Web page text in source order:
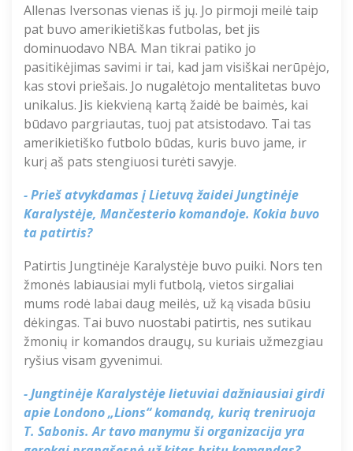
Allenas Iversonas vienas iš jų. Jo pirmoji meilė taip
pat buvo amerikietiškas futbolas, bet jis
dominuodavo NBA. Man tikrai patiko jo
pasitikėjimas savimi ir tai, kad jam visiškai nerūpėjo,
kas stovi priešais. Jo nugalėtojo mentalitetas buvo
unikalus. Jis kiekvieną kartą žaidė be baimės, kai
būdavo pargriautas, tuoj pat atsistodavo. Tai tas
amerikietiško futbolo būdas, kuris buvo jame, ir
kurį aš pats stengiuosi turėti savyje.
- Prieš atvykdamas į Lietuvą žaidei Jungtinėje
Karalystėje, Mančesterio komandoje. Kokia buvo
ta patirtis?
Patirtis Jungtinėje Karalystėje buvo puiki. Nors ten
žmonės labiausiai myli futbolą, vietos sirgaliai
mums rodė labai daug meilės, už ką visada būsiu
dėkingas. Tai buvo nuostabi patirtis, nes sutikau
žmonių ir komandos draugų, su kuriais užmezgiau
ryšius visam gyvenimui.
- Jungtinėje Karalystėje lietuviai dažniausiai girdi
apie Londono „Lions“ komandą, kurią treniruoja
T. Sabonis. Artavomanymu ši organizacija yra